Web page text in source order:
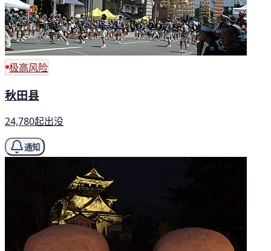
极高风险
秋田县
24,780起出没
通知